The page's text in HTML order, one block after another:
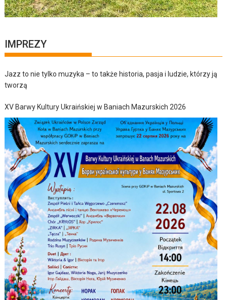
IMPREZY
Jazz to nie tylko muzyka – to także historia, pasja i ludzie, którzy ją
tworzą
XV Barwy Kultury Ukraińskiej w Baniach Mazurskich 2026